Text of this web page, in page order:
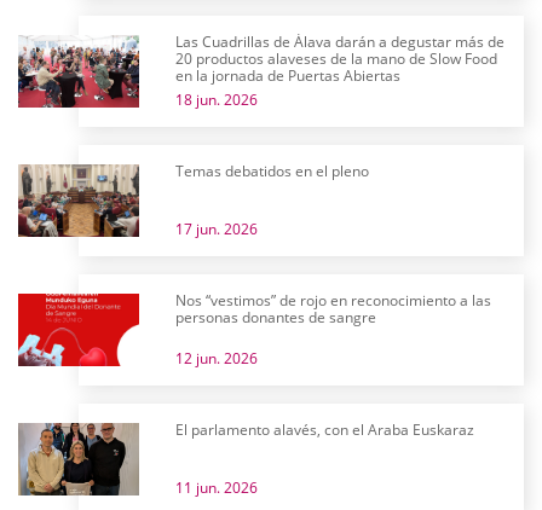
Las Cuadrillas de Álava darán a degustar más de
20 productos alaveses de la mano de Slow Food
en la jornada de Puertas Abiertas
18 jun. 2026
Temas debatidos en el pleno
17 jun. 2026
Nos “vestimos” de rojo en reconocimiento a las
personas donantes de sangre
12 jun. 2026
El parlamento alavés, con el Araba Euskaraz
11 jun. 2026